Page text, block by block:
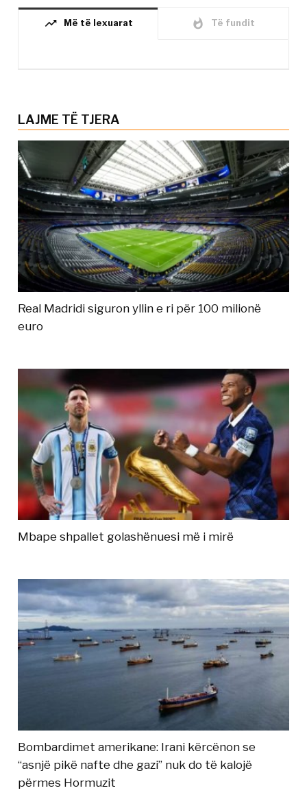
trending_up Më të lexuarat whatshot Të fundit
LAJME TË TJERA
Real Madridi siguron yllin e ri për 100 milionë
euro
Mbape shpallet golashënuesi më i mirë
Bombardimet amerikane: Irani kërcënon se
“asnjë pikë nafte dhe gazi” nuk do të kalojë
përmes Hormuzit